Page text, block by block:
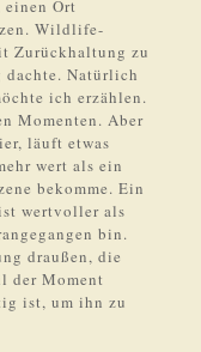
Ort
Wildlife-
Zurückhaltung zu
Natürlich
ich erzählen.
Momenten. Aber
läuft etwas
wert als ein
bekomme. Ein
wertvoller als
bin.
draußen, die
der Moment
ist, um ihn zu